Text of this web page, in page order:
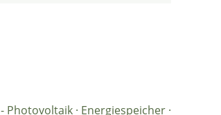
- Photovoltaik · Energiespeicher ·